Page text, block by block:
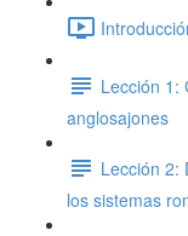
Lección 1:
anglosajones
Lección 2:
los sistemas